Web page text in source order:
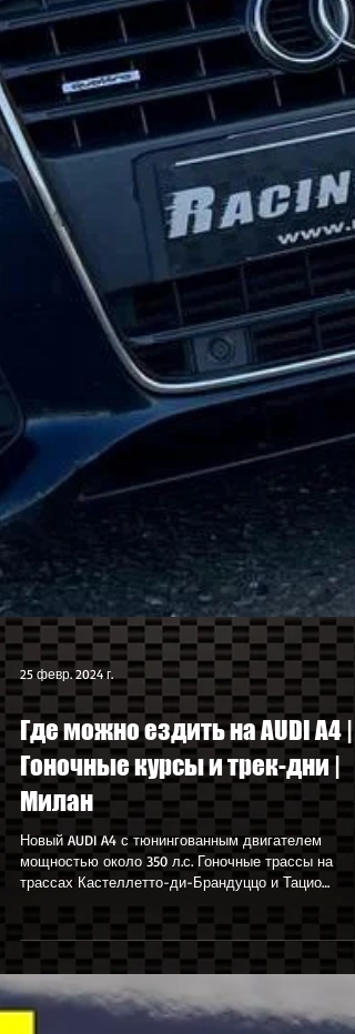
25 февр. 2024 г.
Где можно ездить на AUDI A4 |
Гоночные курсы и трек-дни |
Милан
Новый AUDI A4 с тюнингованным двигателем
трассах Кастеллетто-ди-Брандуццо и Тацио
Нуволари....